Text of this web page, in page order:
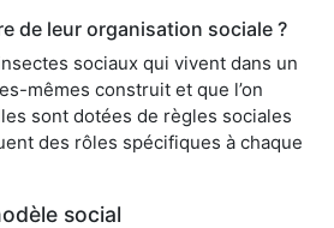
de leur organisation sociale ?
sociaux qui vivent dans un
mêmes construit et que l’on
sont dotées de règles sociales
des rôles spécifiques à chaque
social